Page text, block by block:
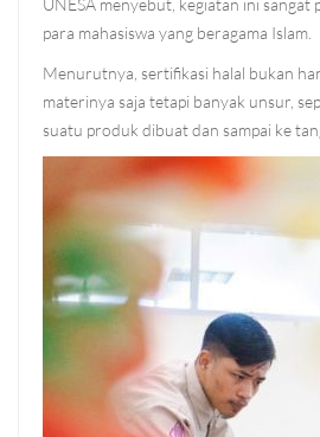
para mahasiswa yang beragama Islam.
Menurutnya, sertifikasi halal bukan
materinya saja tetapi banyak unsur,
suatu produk dibuat dan sampai ke